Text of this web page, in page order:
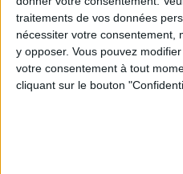
traitements de vos données
nécessiter votre consentement,
y opposer. Vous pouvez
votre consentement à tout
cliquant sur le bouton
Peut-on remplacer la
Consultation